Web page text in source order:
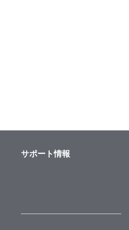
サポート情報